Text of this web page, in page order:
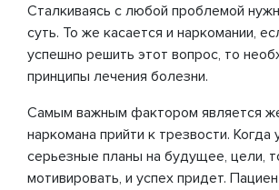
Сталкиваясь с любой проблемой
суть. То же касается и наркомании,
успешно решить этот вопрос, то
принципы лечения болезни.
Самым важным фактором является
наркомана прийти к трезвости. Когда
серьезные планы на будущее, цели,
мотивировать, и успех придет.